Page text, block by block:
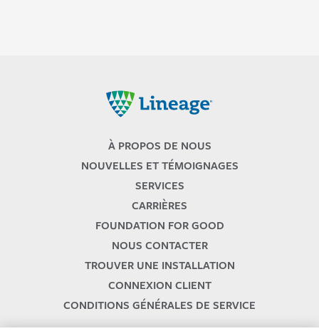
À PROPOS DE NOUS
NOUVELLES ET TÉMOIGNAGES
SERVICES
CARRIÈRES
FOUNDATION FOR GOOD
NOUS CONTACTER
TROUVER UNE INSTALLATION
CONNEXION CLIENT
CONDITIONS GÉNÉRALES DE SERVICE